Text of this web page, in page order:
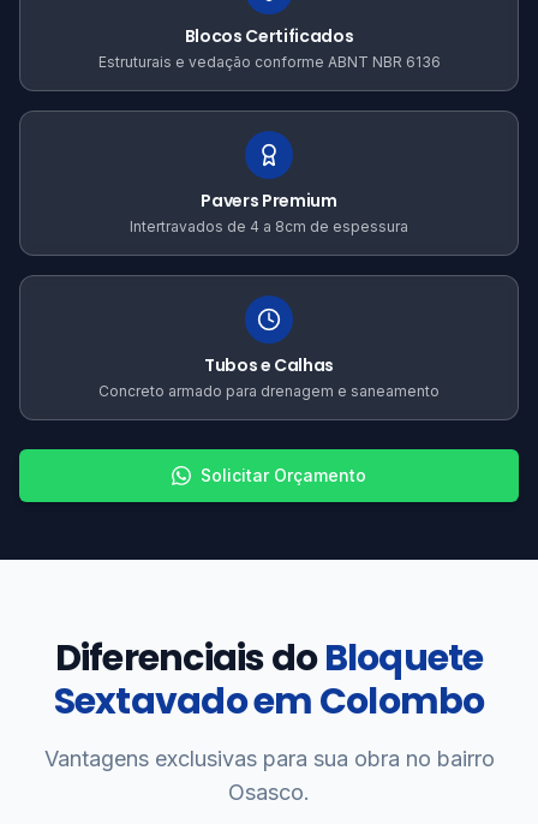
Blocos Certificados
Estruturais e vedação conforme ABNT NBR 6136
Pavers Premium
Intertravados de 4 a 8cm de espessura
Tubos e Calhas
Concreto armado para drenagem e saneamento
Solicitar Orçamento
Diferenciais doBloquete
Sextavado em Colombo
Vantagens exclusivas para sua obra no bairro
Osasco.